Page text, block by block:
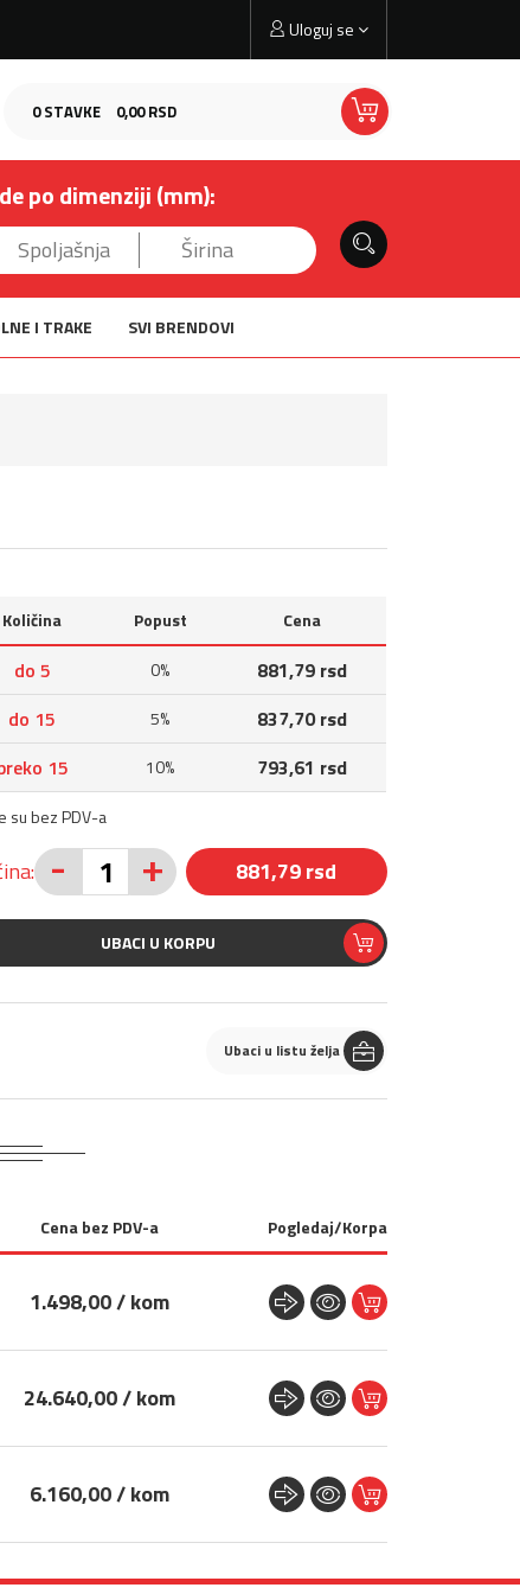
0STAVKE 0,00 RSD
Uloguj se
po dimenziji (mm):
I TRAKE SVI BRENDOVI
Količina Popust Cena
do 5 0%
881,79 rsd
do 15
5%
837,70 rsd
15
10% 793,61 rsd
su bez PDV-a
- + 881,79 rsd
UBACI U KORPU
Ubaci u listu želja
Cena bez PDV-a Pogledaj/Korpa
1.498,00 / kom
24.640,00 / kom
6.160,00 / kom